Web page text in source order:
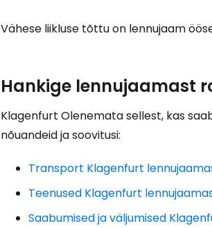
Vähese liikluse tõttu on lennujaam
Hankige lennujaamast
Klagenfurt Olenemata sellest, kas
nõuandeid ja soovitusi:
Transport Klagenfurt
Teenused Klagenfurt
Saabumised ja väljumised